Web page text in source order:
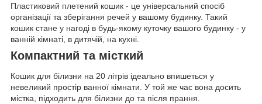
Пластиковий плетений кошик - це універсальний спосіб
організації та зберігання речей у вашому будинку. Такий
кошик стане у нагоді в будь-якому куточку вашого будинку - у
ванній кімнаті, в дитячій, на кухні.
Компактний та місткий
Кошик для білизни на 20 літрів ідеально впишеться у
невеликий простір ванної кімнати. У той же час вона досить
містка, підходить для білизни до та після прання.